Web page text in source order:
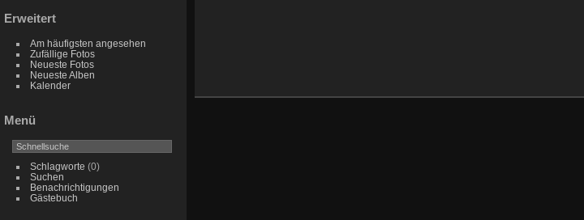
Erweitert
Am häufigsten angesehen
Zufällige Fotos
Neueste Fotos
Neueste Alben
Kalender
Menü
Schlagworte (0)
Suchen
Benachrichtigungen
Gästebuch